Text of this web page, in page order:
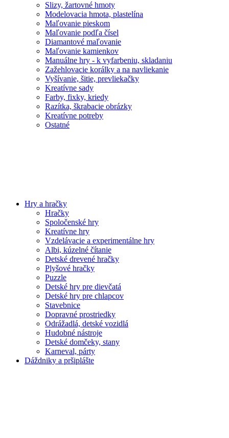
Slizy, žartovné hmoty
Modelovacia hmota, plastelína
Maľovanie pieskom
Maľovanie podľa čísel
Diamantové maľovanie
Maľovanie kamienkov
Manuálne hry - k vyfarbeniu, skladaniu
Zažehlovacie korálky a na navliekanie
Vyšívanie, šitie, prevliekačky
Kreatívne sady
Farby, fixky, kriedy
Razítka, škrabacie obrázky
Kreatívne potreby
Ostatné
Hry a hračky
Hračky
Spoločenské hry
Kreatívne hry
Vzdelávacie a experimentálne hry
Albi, kúzelné čítanie
Detské drevené hračky
Plyšové hračky
Puzzle
Detské hry pre dievčatá
Detské hry pre chlapcov
Stavebnice
Dopravné prostriedky
Odrážadlá, detské vozidlá
Hudobné nástroje
Detské domčeky, stany
Karneval, párty
Dáždniky a pršiplášte